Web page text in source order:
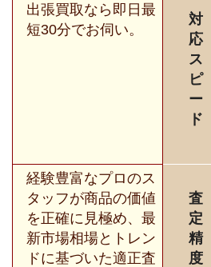
出張買取なら即日最
短30分でお伺い。
対
応
ス
ピ
ー
ド
経験豊富なプロのス
タッフが商品の価値
を正確に見極め、最
新市場相場とトレン
ドに基づいた適正査
査
定
精
度